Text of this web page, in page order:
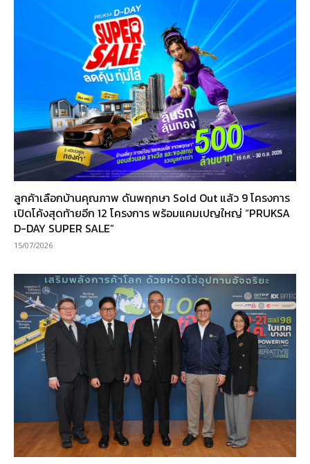
ลูกค้าเลือกบ้านคุณภาพ ดันพฤกษา Sold Out แล้ว 9 โครงการ
เปิดโค้งสุดท้ายอีก 12 โครงการ พร้อมแคมเปญใหญ่ “PRUKSA
D-DAY SUPER SALE”
15/07/2026